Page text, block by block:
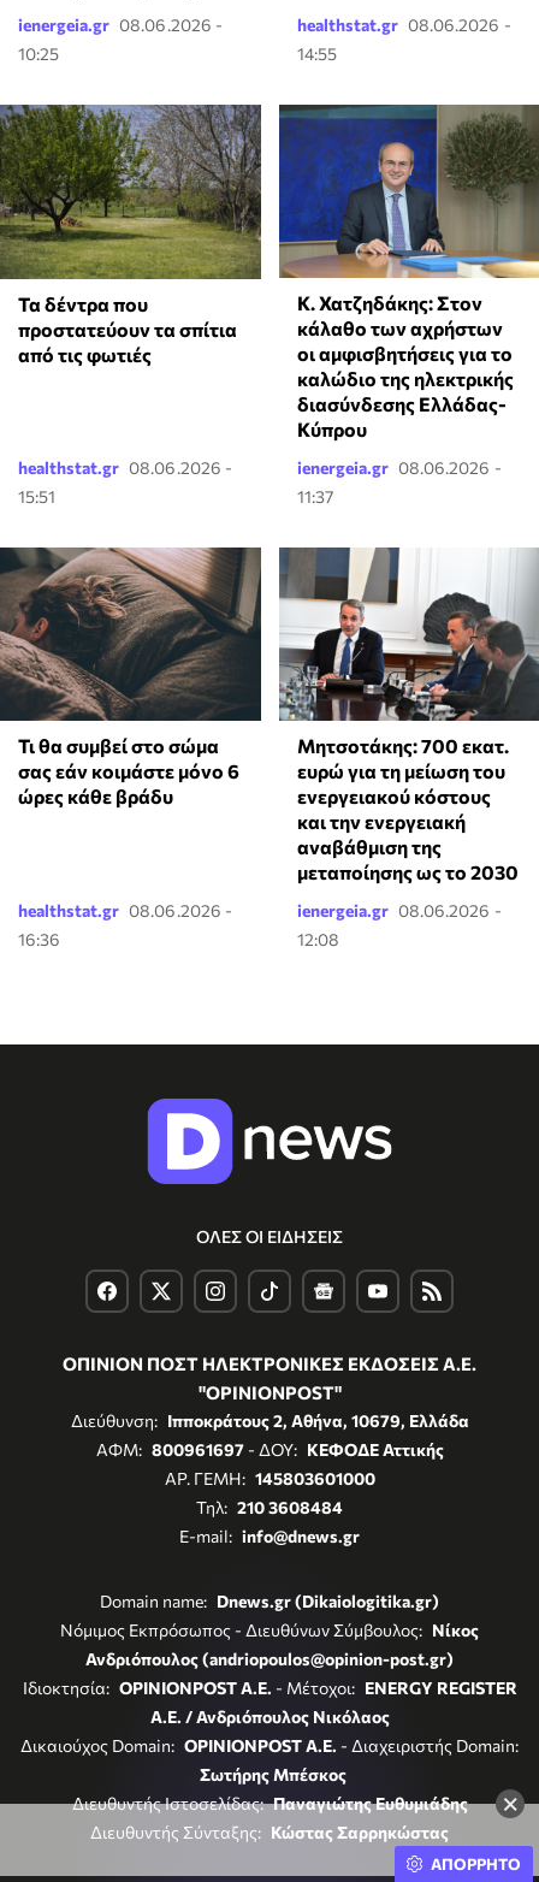
×
ienergeia.gr 08.06.2026 -
10:25
healthstat.gr 08.06.2026 -
14:55
Τα δέντρα που
προστατεύουν τα σπίτια
από τις φωτιές
healthstat.gr 08.06.2026 -
15:51
Κ. Χατζηδάκης: Στον
κάλαθο των αχρήστων
οι αμφισβητήσεις για το
καλώδιο της ηλεκτρικής
διασύνδεσης Ελλάδας-
Κύπρου
ienergeia.gr 08.06.2026 -
11:37
Τι θα συμβεί στο σώμα
σας εάν κοιμάστε μόνο 6
ώρες κάθε βράδυ
healthstat.gr 08.06.2026 -
16:36
Μητσοτάκης: 700 εκατ.
ευρώ για τη μείωση του
ενεργειακού κόστους
και την ενεργειακή
αναβάθμιση της
μεταποίησης ως το 2030
ienergeia.gr 08.06.2026 -
12:08
ΟΛΕΣ ΟΙ ΕΙΔΗΣΕΙΣ
ΟΠΙΝΙΟΝ ΠΟΣΤ ΗΛΕΚΤΡΟΝΙΚΕΣ ΕΚΔΟΣΕΙΣ Α.Ε.
"OPINIONPOST"
Διεύθυνση: Ιπποκράτους 2, Αθήνα, 10679, Ελλάδα
ΑΦΜ: 800961697- ΔΟΥ: ΚΕΦΟΔΕ Αττικής
ΑΡ. ΓΕΜΗ: 145803601000
Τηλ: 210 3608484
E-mail: info@dnews.gr
Domain name: Dnews.gr (Dikaiologitika.gr)
Νόμιμος Εκπρόσωπος - Διευθύνων Σύμβουλος: Νίκος
Ανδριόπουλος (andriopoulos@opinion-post.gr)
Ιδιοκτησία: OPINIONPOST A.E. - Μέτοχοι: ENERGY REGISTER
Α.Ε. / Ανδριόπουλος Νικόλαος
Δικαιούχος Domain: OPINIONPOST A.E. - Διαχειριστής Domain:
Σωτήρης Μπέσκος
Διευθυντής Ιστοσελίδας: Παναγιώτης Ευθυμιάδης
Διευθυντής Σύνταξης: Κώστας Σαρρηκώστας
ΑΠΟΡΡΗΤΟ